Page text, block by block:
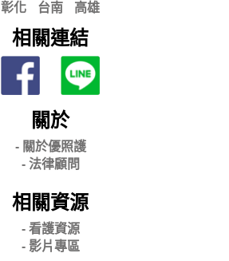
彰化
台南 高雄
相關連結
關於
- 關於優照護
- 法律顧問
相關資源
- 看護資源
- 影片專區